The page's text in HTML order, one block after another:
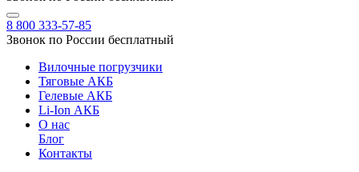
8 800 333-57-85
Звонок по России бесплатный
Вилочные погрузчики
Тяговые АКБ
Гелевые АКБ
Li-Ion АКБ
О нас
Блог
Контакты